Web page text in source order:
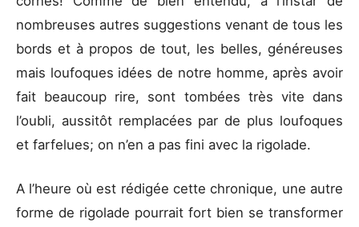
nombreuses autres suggestions venant de tous les
bords et à propos de tout, les belles, généreuses
mais loufoques idées de notre homme, après avoir
fait beaucoup rire, sont tombées très vite dans
l’oubli, aussitôt remplacées par de plus loufoques
et farfelues; on n’en a pas fini avec la rigolade.
A l’heure où est rédigée cette chronique, une autre
forme de rigolade pourrait fort bien se transformer